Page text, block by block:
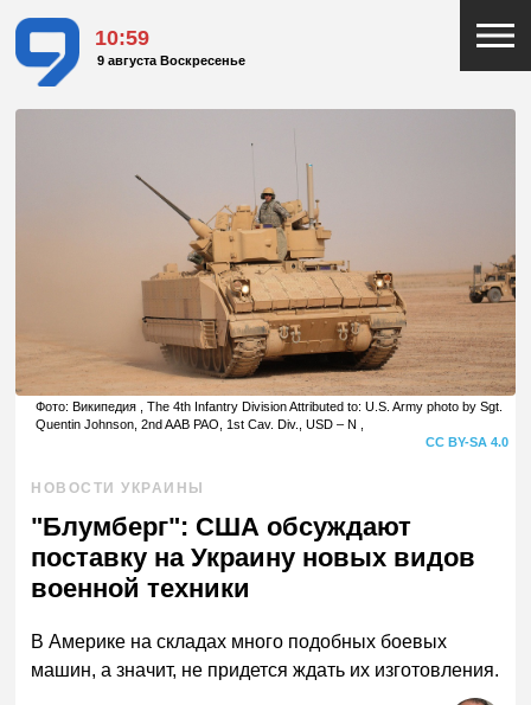
10:59
9 августа Воскресенье
Фото: Википедия , The 4th Infantry Division Attributed to: U.S. Army photo by Sgt.
Quentin Johnson, 2nd AAB PAO, 1st Cav. Div., USD – N ,
CC BY-SA 4.0
НОВОСТИ УКРАИНЫ
"Блумберг": США обсуждают
поставку на Украину новых видов
военной техники
В Америке на складах много подобных боевых
машин, а значит, не придется ждать их изготовления.